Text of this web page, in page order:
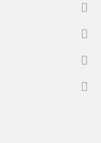



